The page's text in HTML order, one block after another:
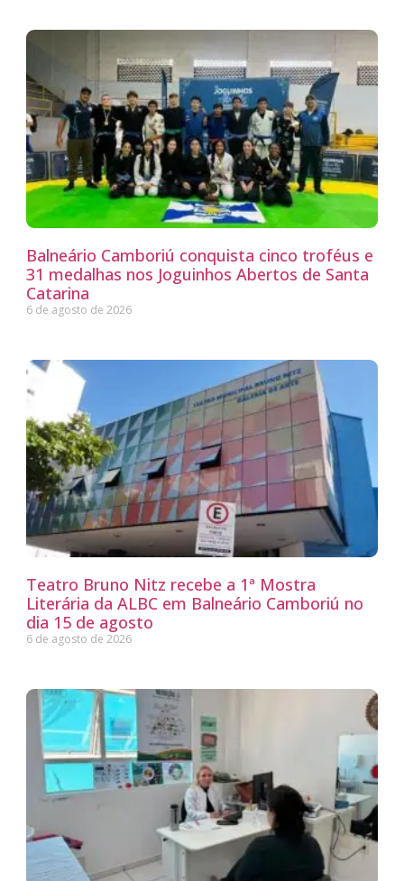
Balneário Camboriú conquista cinco troféus e
31 medalhas nos Joguinhos Abertos de Santa
Catarina
6 de agosto de 2026
Teatro Bruno Nitz recebe a 1ª Mostra
Literária da ALBC em Balneário Camboriú no
dia 15 de agosto
6 de agosto de 2026